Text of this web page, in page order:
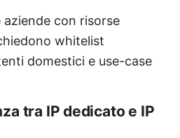
aziende con risorse
whitelist
domestici e use-case
tra IP dedicato e IP